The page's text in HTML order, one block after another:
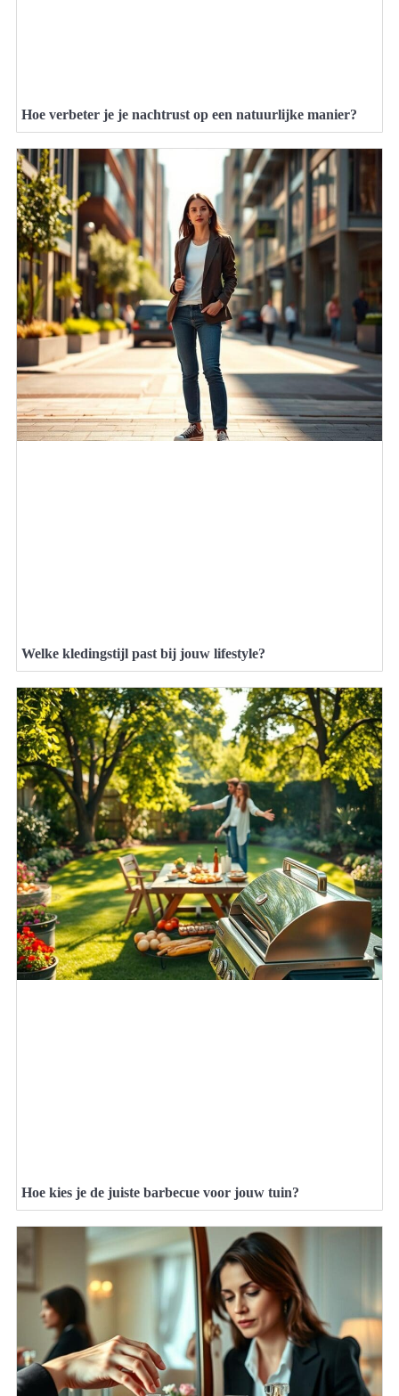
Hoe verbeter je je nachtrust op een natuurlijke manier?
Welke kledingstijl past bij jouw lifestyle?
Hoe kies je de juiste barbecue voor jouw tuin?